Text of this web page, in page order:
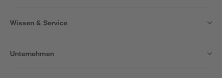
Wissen & Service
Unternehmen